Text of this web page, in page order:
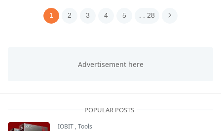
1 2 3 4 5 . . 28
POPULAR POSTS
IOBIT ,Tools